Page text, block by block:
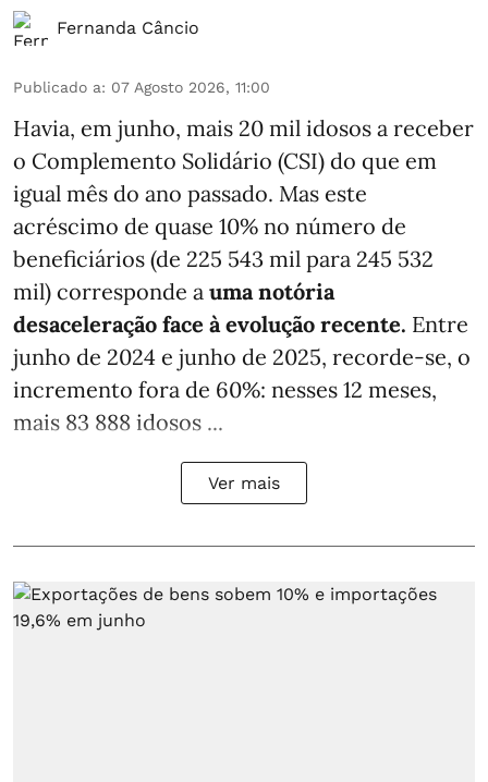
Fernanda Câncio
Publicado a: 07 Agosto 2026, 11:00
Havia, em junho, mais 20 mil idosos a receber
o Complemento Solidário (CSI) do que em
igual mês do ano passado. Mas este
acréscimo de quase 10% no número de
beneficiários (de 225 543 mil para 245 532
mil) corresponde a uma notória
desaceleração face à evolução recente. Entre
junho de 2024 e junho de 2025, recorde-se, o
incremento fora de 60%: nesses 12 meses,
mais 83 888 idosos ...
Ver mais